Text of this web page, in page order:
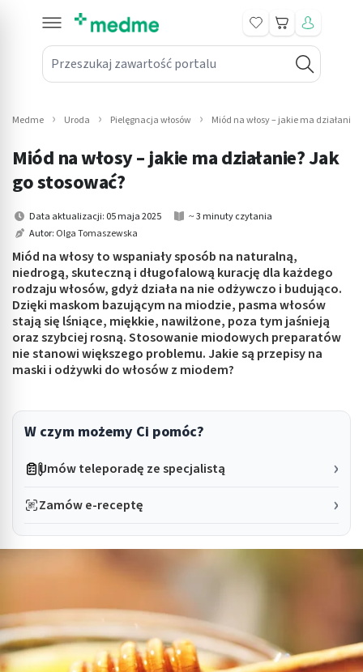
Przeszukaj zawartość portalu
Koszyk
submenu: Leki na receptę
submenu: Mama i dziecko
submenu: Kosmetyki
submenu: Higiena
submenu: Sprzęt medyczny
submenu: Intymne
submenu: Wellness
Medme Uroda Pielęgnacja włosów Miód na włosy – jakie ma
Miód na włosy – jakie ma działanie? Jak
go stosować?
Data aktualizacji: 05 maja 2025
~ 3 minuty czytania
Autor: Olga Tomaszewska
Miód na włosy to wspaniały sposób na naturalną,
niedrogą, skuteczną i długofalową kurację dla każdego
rodzaju włosów, gdyż działa na nie odżywczo i budująco.
Dzięki maskom bazującym na miodzie, pasma włosów
stają się lśniące, miękkie, nawilżone, poza tym jaśnieją
oraz szybciej rosną. Stosowanie miodowych preparatów
nie stanowi większego problemu. Jakie są przepisy na
maski i odżywki do włosów z miodem?
W czym możemy Ci pomóc?
Umów teleporadę ze specjalistą
Zamów e-receptę